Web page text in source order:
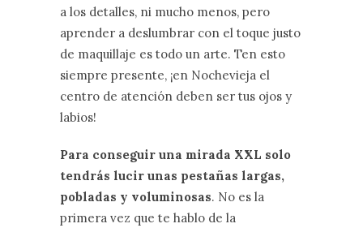
a los detalles, ni mucho menos, pero
aprender a deslumbrar con el toque justo
de maquillaje es todo un arte. Ten esto
siempre presente, ¡en Nochevieja el
centro de atención deben ser tus ojos y
labios!
Para conseguir una mirada XXL solo
tendrás lucir unas pestañas largas,
pobladas y voluminosas. No es la
primera vez que te hablo de la